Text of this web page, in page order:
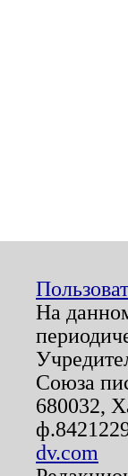
На
Союза
680032,
dv.com